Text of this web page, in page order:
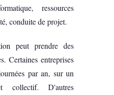
ressources
conduite de projet.
peut prendre des
Certaines entreprises
par an, sur un
collectif. D'autres